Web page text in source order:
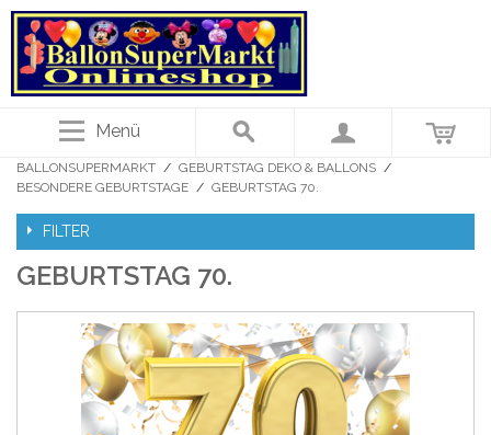
Menü
BALLONSUPERMARKT / GEBURTSTAG DEKO & BALLONS /
BESONDERE GEBURTSTAGE / GEBURTSTAG 70.
FILTER
GEBURTSTAG 70.